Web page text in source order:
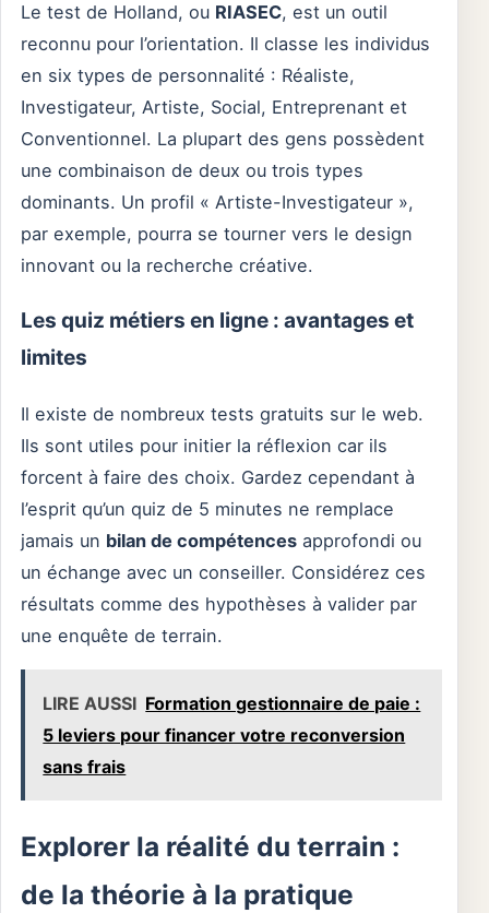
Le test de Holland, ou RIASEC, est un outil
reconnu pour l’orientation. Il classe les individus
en six types de personnalité : Réaliste,
Investigateur, Artiste, Social, Entreprenant et
Conventionnel. La plupart des gens possèdent
une combinaison de deux ou trois types
dominants. Un profil « Artiste-Investigateur »,
par exemple, pourra se tourner vers le design
innovant ou la recherche créative.
Les quiz métiers en ligne : avantages et
limites
Il existe de nombreux tests gratuits sur le web.
Ils sont utiles pour initier la réflexion car ils
forcent à faire des choix. Gardez cependant à
l’esprit qu’un quiz de 5 minutes ne remplace
jamais un bilan de compétences approfondi ou
un échange avec un conseiller. Considérez ces
résultats comme des hypothèses à valider par
une enquête de terrain.
LIRE AUSSI Formation gestionnaire de paie :
5 leviers pour financer votre reconversion
sans frais
Explorer la réalité du terrain :
de la théorie à la pratique